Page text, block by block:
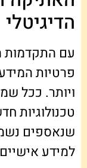
הדיגיטלי
עם התקדמות
פרטיות
ויותר. ככל
טכנולוגיות
שנאספים
למידע